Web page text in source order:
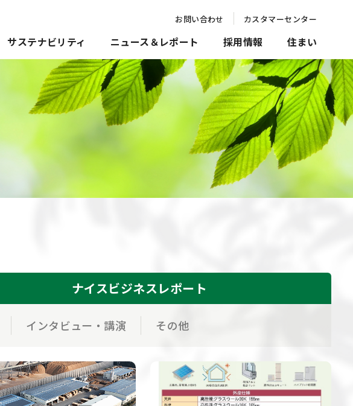
お問い合わせ カスタマーセンター
サステナビリティ ニュース＆レポート 採用情報 住まい
ナイスビジネスレポート
インタビュー・講演 その他